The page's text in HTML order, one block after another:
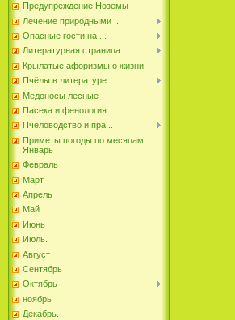
Предупреждение Ноземы
Лечение природными ...
Опасные гости на ...
Литературная страница
Крылатые афоризмы о жизни
Пчёлы в литературе
Медоносы лесные
Пасека и фенология
Пчеловодство и пра...
Приметы погоды по месяцам:
Январь
Февраль
Март
Апрель
Май
Июнь
Июль.
Август
Сентябрь
Октябрь
ноябрь
Декабрь.